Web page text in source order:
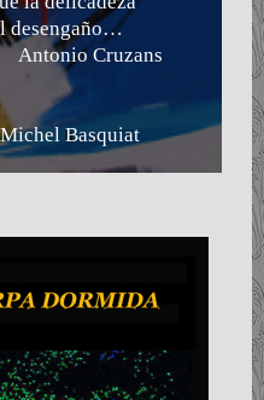
desengaño…
Basquiat